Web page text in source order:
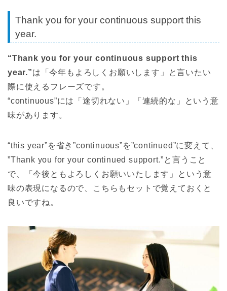
Thank you for your continuous support this
year.
“Thank you for your continuous support this
year.”は「今年もよろしくお願いします」と言いたい
際に使えるフレーズです。
“continuous”には「途切れない」「連続的な」という意
味があります。
“this year”を省き”continuous”を”continued”に変えて、
”Thank you for your continued support.”と言うこと
で、「今後ともよろしくお願いいたします」という意
味の表現になるので、こちらもセットで覚えておくと
良いですね。